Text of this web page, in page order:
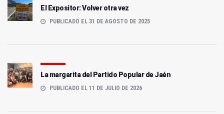
El Expositor: Volver otra vez
PUBLICADO EL 31 DE AGOSTO DE 2025
La margarita del Partido Popular de Jaén
PUBLICADO EL 11 DE JULIO DE 2026